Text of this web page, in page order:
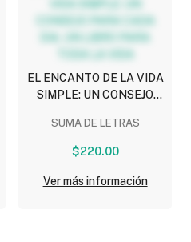
EL ENCANTO DE LA VIDA
SIMPLE: UN CONSEJO
LIBRO PARA TODA LA
VIDA
SUMA DE LETRAS
$220.00
Ver más información